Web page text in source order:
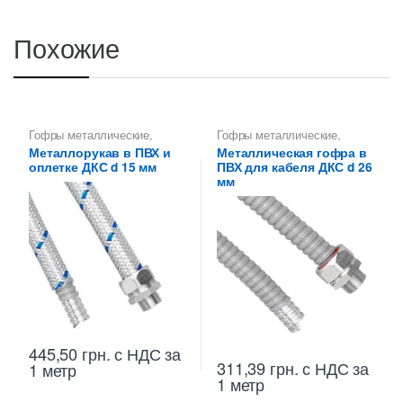
Похожие
Гофры металлические,
Металлорукава 15 мм,
Металлорукава для защиты
кабеля,Металлорукава
оцинкованные
Металлорукав в ПВХ и
оплетке ДКС d 15 мм
445,50 грн.с НДС за
1 метр
Гофры металлические,
Металлорукава 26 мм,
Металлорукава для защиты
кабеля,Металлорукава
оцинкованные
Металлическая гофра в
ПВХ для кабеля ДКС d 26
мм
311,39 грн.с НДС за
1 метр